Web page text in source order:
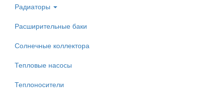
Радиаторы
Расширительные баки
Солнечные коллектора
Тепловые насосы
Теплоносители